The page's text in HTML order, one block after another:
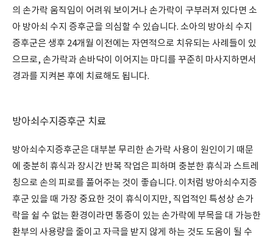
의 손가락 움직임이 어려워 보이거나 손가락이 구부러져 있다면 소
아 방아쇠 수지 증후군을 의심할 수 있습니다. 소아의 방아쇠 수지
증후군은 생후 24개월 이전에는 자연적으로 치유되는 사례들이 있
으므로, 손가락과 손바닥이 이어지는 마디를 꾸준히 마사지하면서
경과를 지켜본 후에 치료해도 됩니다.
방아쇠수지증후군 치료
방아쇠수지증후군은 대부분 무리한 손가락 사용이 원인이기 때문
에 충분히 휴식과 장시간 반복 작업은 피하며 충분한 휴식과 스트레
칭으로 손의 피로를 풀어주는 것이 좋습니다. 이처럼 방아쇠수지증
후군 있을 때 가장 중요한 것이 휴식이지만, 직업적인 특성상 손가
락을 쉴 수 없는 환경이라면 통증이 있는 손가락에 부목을 대 가능한
환부의 사용량을 줄이고 자극을 받지 않게 하는 것도 도움이 될 수